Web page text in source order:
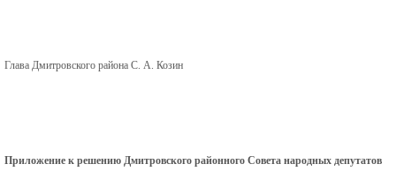
Глава Дмитровского района С. А. Козин
Приложение к решению Дмитровского районного Совета народных депутатов